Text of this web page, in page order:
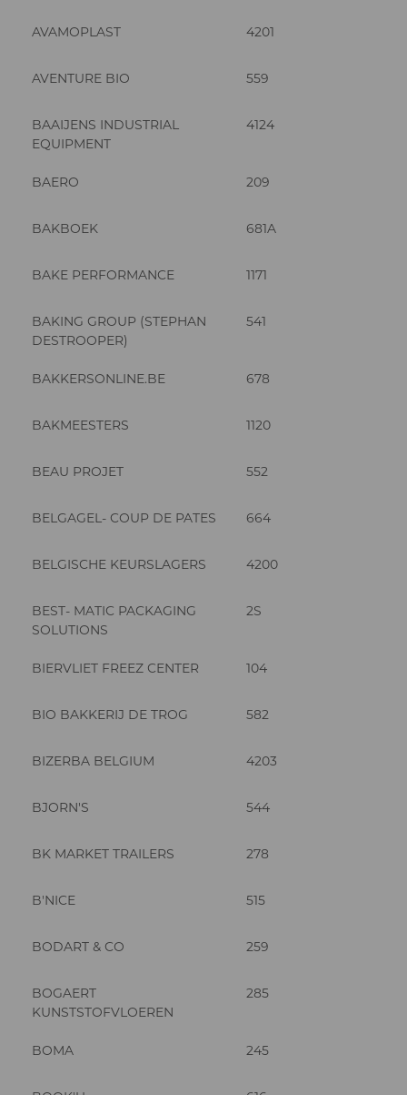
AVAMOPLAST 4201
AVENTURE BIO 559
BAAIJENS INDUSTRIAL
EQUIPMENT
4124
BAERO 209
BAKBOEK 681A
BAKE PERFORMANCE 1171
BAKING GROUP (STEPHAN
DESTROOPER)
541
BAKKERSONLINE.BE 678
BAKMEESTERS 1120
BEAU PROJET 552
BELGAGEL- COUP DE PATES 664
BELGISCHE KEURSLAGERS 4200
BEST- MATIC PACKAGING
SOLUTIONS
2S
BIERVLIET FREEZ CENTER 104
BIO BAKKERIJ DE TROG 582
BIZERBA BELGIUM 4203
BJORN'S 544
BK MARKET TRAILERS 278
B'NICE 515
BODART & CO 259
BOGAERT
KUNSTSTOFVLOEREN
285
BOMA 245